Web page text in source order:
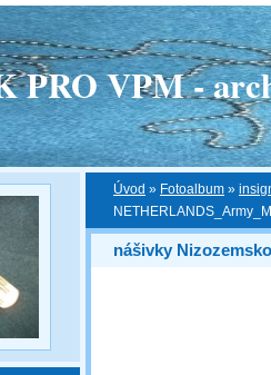
PRO VPM -
Úvod » Fotoalbum »
nášivky Nizozemsko